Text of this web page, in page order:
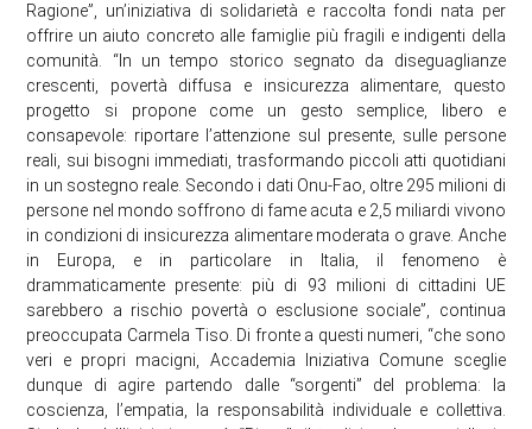
Ragione”, un’iniziativa di solidarietà e raccolta fondi nata per
offrire un aiuto concreto alle famiglie più fragili e indigenti della
comunità. “In un tempo storico segnato da diseguaglianze
crescenti, povertà diffusa e insicurezza alimentare, questo
progetto si propone come un gesto semplice, libero e
consapevole: riportare l’attenzione sul presente, sulle persone
reali, sui bisogni immediati, trasformando piccoli atti quotidiani
in un sostegno reale. Secondo i dati Onu-Fao, oltre 295 milioni di
persone nel mondo soffrono di fame acuta e 2,5 miliardi vivono
in condizioni di insicurezza alimentare moderata o grave. Anche
in Europa, e in particolare in Italia, il fenomeno è
drammaticamente presente: più di 93 milioni di cittadini UE
sarebbero a rischio povertà o esclusione sociale”, continua
preoccupata Carmela Tiso. Di fronte a questi numeri, “che sono
veri e propri macigni, Accademia Iniziativa Comune sceglie
dunque di agire partendo dalle “sorgenti” del problema: la
coscienza, l’empatia, la responsabilità individuale e collettiva.